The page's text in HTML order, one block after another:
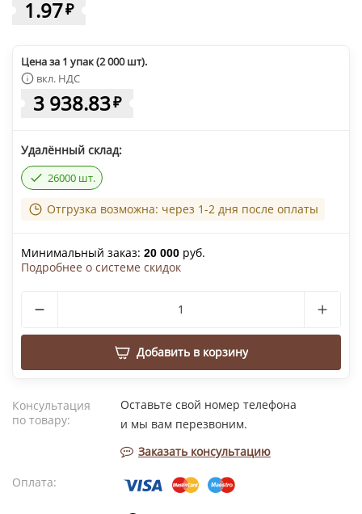
1.97₽
Цена за 1 упак (2 000 шт).
вкл. НДС
3 938.83₽
Удалённый склад:
26000 шт.
Отгрузка возможна: через 1-2 дня после оплаты
Минимальный заказ: 20 000 руб.
Подробнее о системе скидок
Добавить в корзину
Консультация
по товару:
Оставьте свой номер телефона
и мы вам перезвоним.
Заказать консультацию
Оплата: